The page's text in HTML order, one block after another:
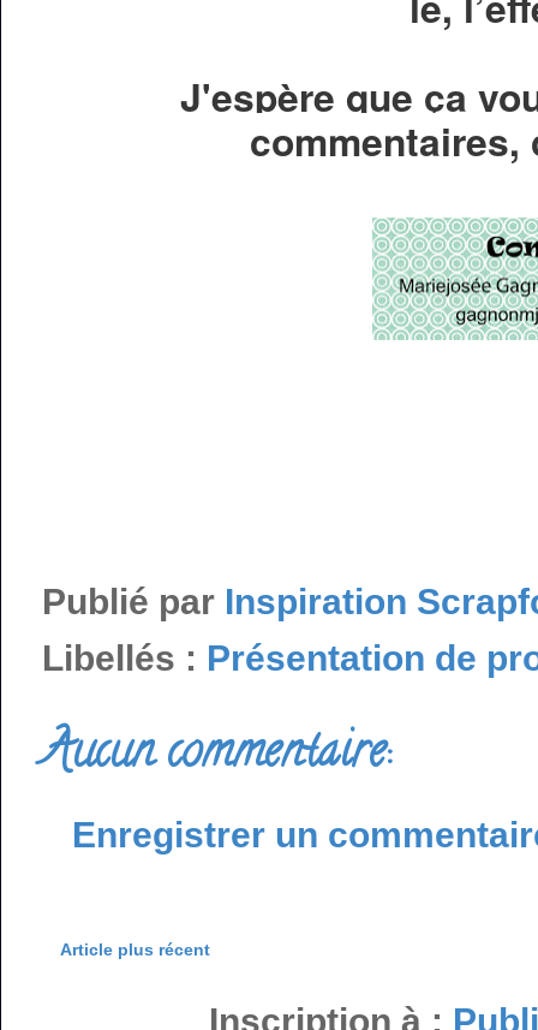
J'espère que ça
Publié par Inspiration
Libellés : Présentation de
Aucun commentaire:
Enregistrer un
Article plus récent
Inscription à :